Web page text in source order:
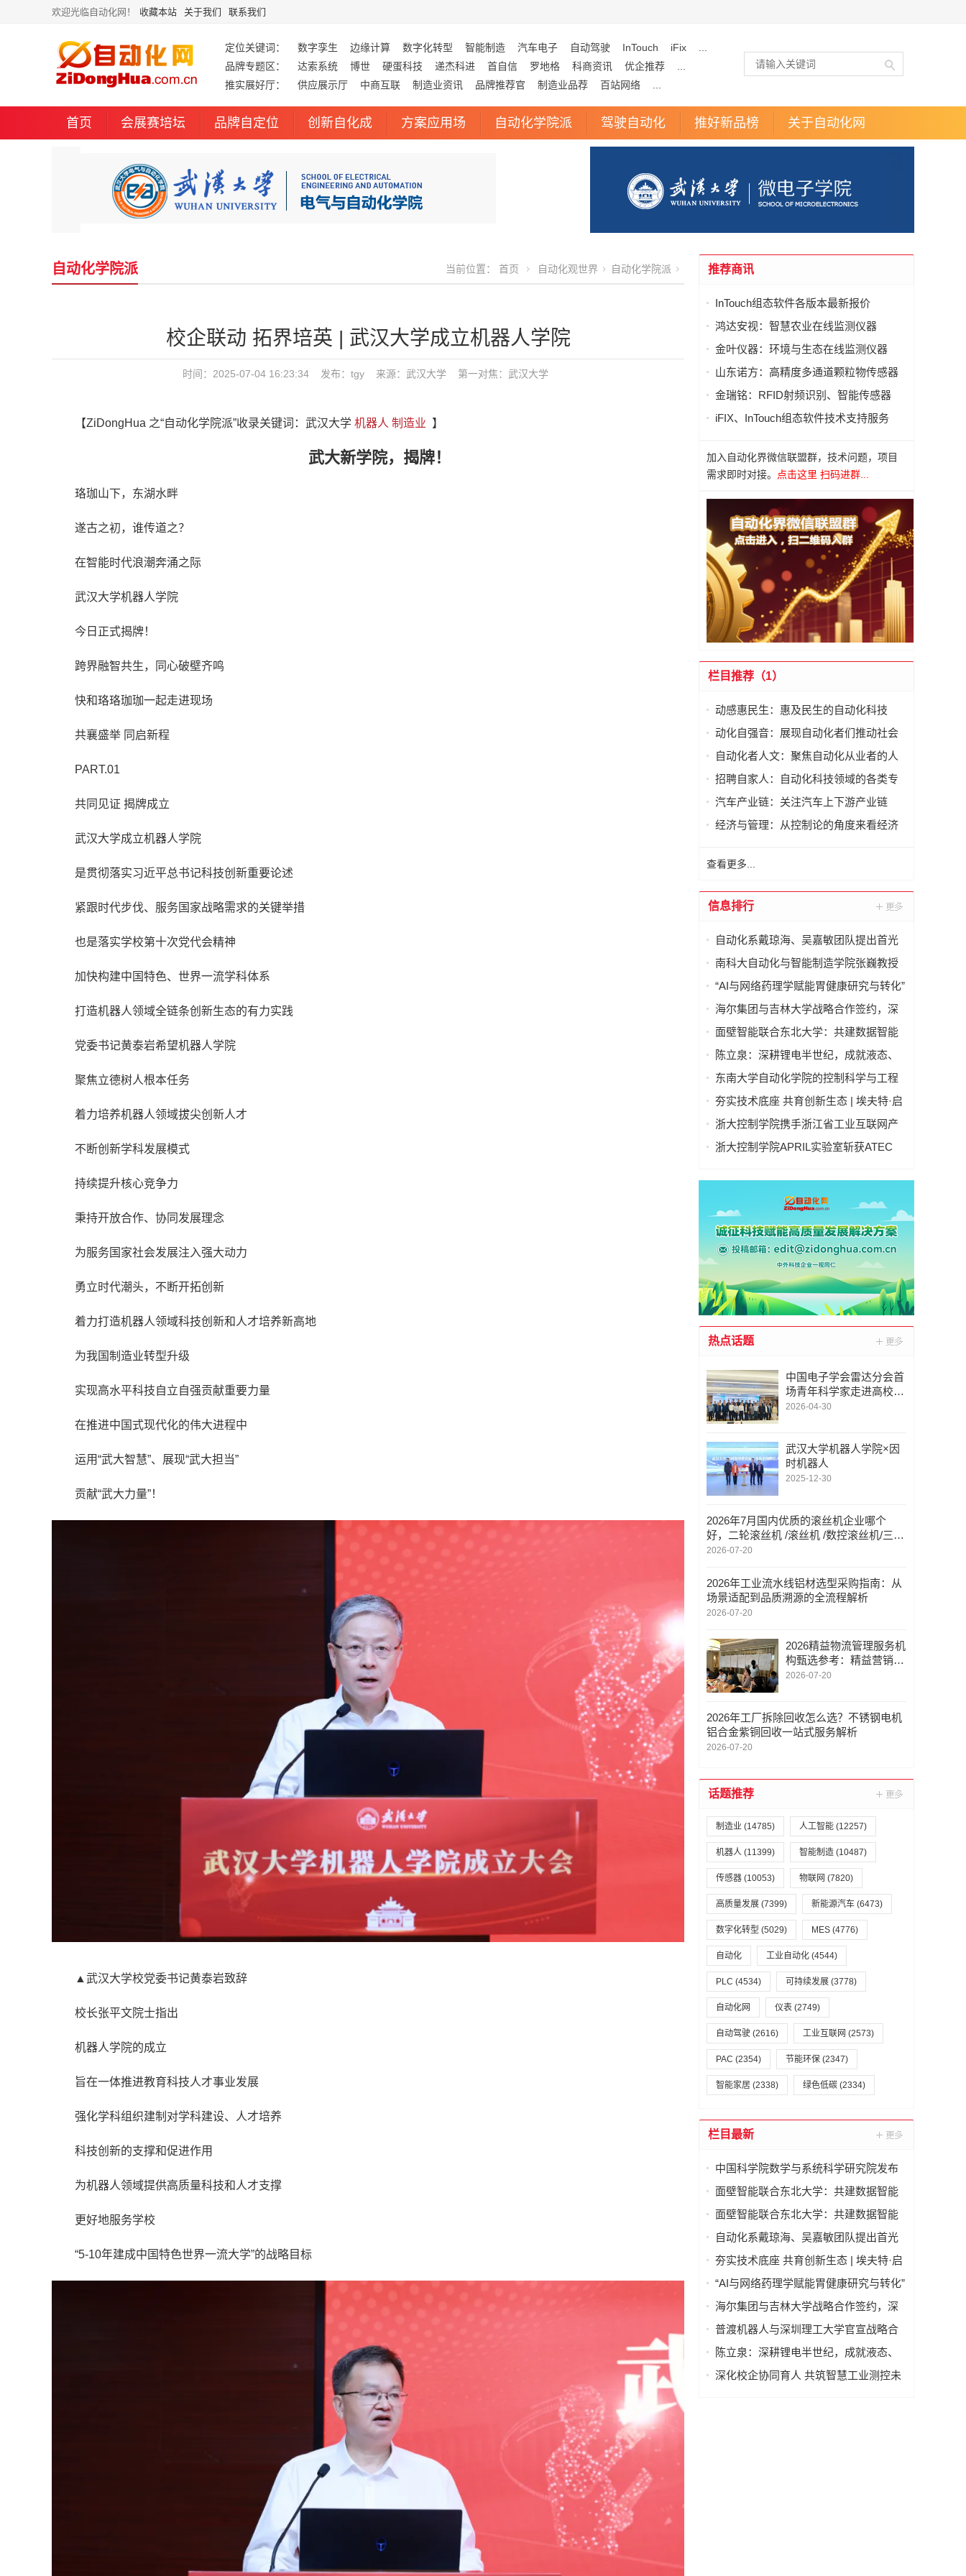
欢迎光临自动化网！ 收藏本站 关于我们 联系我们
定位关键词： 数字孪生 边缘计算 数字化转型 智能制造 汽车电子 自动驾驶 InTouch iFix
品牌专题区：
达索系统 博世 硬蛋科技 递杰科进 首自信 罗地格 科商资讯 优企推荐
推实展好厅：
供应展示厅 中商互联 制造业资讯 品牌推荐官 制造业品荐 百站网络
首页 会展赛培坛 品牌自定位 创新自化成 方案应用场 自动化学院派 驾驶自动化 推好新品榜 关于自动化网
自动化学院派 当前位置： 首页 自动化观世界 自动化学院派
校企联动 拓界培英 | 武汉大学成立机器人学院
时间：2025-07-04 16:23:34 发布：tgy 来源：武汉大学 第一对焦： 武汉大学
【ZiDongHua 之“自动化学院派”收录关键词：武汉大学 机器人 制造业 】
武大新学院，揭牌！
珞珈山下，东湖水畔
遂古之初，谁传道之？
在智能时代浪潮奔涌之际
武汉大学机器人学院
今日正式揭牌！
跨界融智共生，同心破壁齐鸣
快和珞珞珈珈一起走进现场
共襄盛举 同启新程
PART.01
共同见证 揭牌成立
武汉大学成立机器人学院
是贯彻落实习近平总书记科技创新重要论述
紧跟时代步伐、服务国家战略需求的关键举措
也是落实学校第十次党代会精神
加快构建中国特色、世界一流学科体系
打造机器人领域全链条创新生态的有力实践
党委书记黄泰岩希望机器人学院
聚焦立德树人根本任务
着力培养机器人领域拔尖创新人才
不断创新学科发展模式
持续提升核心竞争力
秉持开放合作、协同发展理念
为服务国家社会发展注入强大动力
勇立时代潮头，不断开拓创新
着力打造机器人领域科技创新和人才培养新高地
为我国制造业转型升级
实现高水平科技自立自强贡献重要力量
在推进中国式现代化的伟大进程中
运用“武大智慧”、展现“武大担当”
贡献“武大力量”！
▲武汉大学校党委书记黄泰岩致辞
校长张平文院士指出
机器人学院的成立
旨在一体推进教育科技人才事业发展
强化学科组织建制对学科建设、人才培养
科技创新的支撑和促进作用
为机器人领域提供高质量科技和人才支撑
更好地服务学校
“5-10年建成中国特色世界一流大学”的战略目标
推荐商讯
InTouch组态软件各版本最新报价
鸿达安视：智慧农业在线监测仪器
金叶仪器：环境与生态在线监测仪器
山东诺方：高精度多通道颗粒物传感器
金瑞铭：RFID射频识别、智能传感器
iFIX、InTouch组态软件技术支持服务
加入自动化界微信联盟群，技术问题，项目
需求即时对接。
点击这里 扫码进群...
栏目推荐（1）
动感惠民生：惠及民生的自动化科技
动化自强音：展现自动化者们推动社会
进步发出的响亮声音
自动化者人文：聚焦自动化从业者的人
文思考
招聘自家人：自动化科技领域的各类专
家及人才需求资讯
汽车产业链：关注汽车上下游产业链
经济与管理：从控制论的角度来看经济
查看更多...
信息排行
自动化系戴琼海、吴嘉敏团队提出首光
子事件感知的荧光寿命显微成像方法
南科大自动化与智能制造学院张巍教授
“逐际动力”Oil人形机器人亮相央视中秋
“AI与网络药理学赋能胃健康研究与转化”
学术研讨会在京举行—— 多学科交叉推
海尔集团与吉林大学战略合作签约，深
化产教融合发展新质生产力
面壁智能联合东北大学：共建数据智能
联合实验室
陈立泉：深耕锂电半世纪，成就液态、
固态、钠离子电池三大技术领跑地位
东南大学自动化学院的控制科学与工程
学科在软科2025年世界一流学科排名中
夯实技术底座 共育创新生态 | 埃夫特·启
智 x 哈工大共建智能机器人通用技术底
浙大控制学院携手浙江省工业互联网产
业联盟 共启产教融合新篇章
浙大控制学院APRIL实验室斩获ATEC
热点话题
中国电子学会雷达分会首
场青年科学家走进高校活
动在武汉大学成功举办
2026-04-30
武汉大学机器人学院×因
时机器人
2025-12-30
2026年7月国内优质的滚丝机企业哪个
好，二轮滚丝机 /滚丝机 /数控滚丝机/三轮
滚丝机 /滚牙机 ，滚丝机厂商选哪家
2026-07-20
2026年工业流水线铝材选型采购指南：从
场景适配到品质溯源的全流程解析
2026-07-20
2026精益物流管理服务机
构甄选参考：精益营销变
革/精益营销管理/精益设
2026-07-20
2026年工厂拆除回收怎么选？不锈钢电机
铝合金紫铜回收一站式服务解析
2026-07-20
话题推荐
制造业 (14785) 人工智能 (12257)
机器人 (11399) 智能制造 (10487)
传感器 (10053) 物联网 (7820)
高质量发展 (7399) 新能源汽车 (6473)
数字化转型 (5029) MES (4776)
自动化 工业自动化 (4544)
PLC (4534) 可持续发展 (3778)
自动化网 仪表 (2749)
自动驾驶 (2616) 工业互联网 (2573)
PAC (2354) 节能环保 (2347)
智能家居 (2338) 绿色低碳 (2334)
栏目最新
中国科学院数学与系统科学研究院发布
“数学机械化智能体”
面壁智能联合东北大学：共建数据智能
联合实验室
面壁智能联合东北大学：共建数据智能
联合实验室
自动化系戴琼海、吴嘉敏团队提出首光
子事件感知的荧光寿命显微成像方法
夯实技术底座 共育创新生态 | 埃夫特·启
智 x 哈工大共建智能机器人通用技术底
“AI与网络药理学赋能胃健康研究与转化”
学术研讨会在京举行—— 多学科交叉推
海尔集团与吉林大学战略合作签约，深
化产教融合发展新质生产力
普渡机器人与深圳理工大学官宣战略合
作，将共建机器人联合实验室
陈立泉：深耕锂电半世纪，成就液态、
固态、钠离子电池三大技术领跑地位
深化校企协同育人 共筑智慧工业测控未